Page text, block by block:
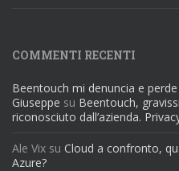
COMMENTI RECENTI
Beentouch mi denuncia e
Giuseppe su Beentouch,
riconosciuto dall’azienda.
Ale Vix su Cloud a confronto,
Azure?